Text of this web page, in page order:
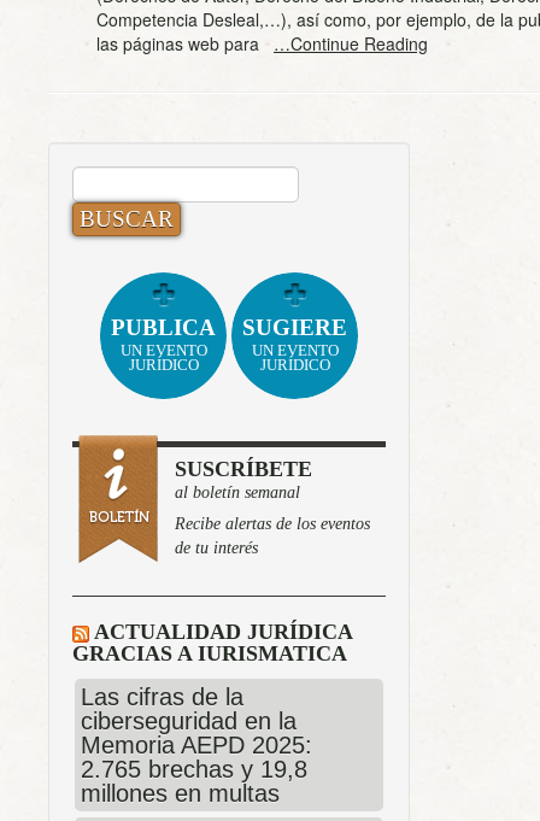
Competencia Desleal,…), así como, por ejemplo, de la
las páginas web para …Continue Reading
BUSCAR:
PUBLICA
UN EVENTO
JURÍDICO
SUGIERE
UN EVENTO
JURÍDICO
SUSCRÍBETE
al boletín semanal
Recibe alertas de los eventos
de tu interés
ACTUALIDAD JURÍDICA
GRACIAS A IURISMATICA
Las cifras de la
ciberseguridad en la
Memoria AEPD 2025:
2.765 brechas y 19,8
millones en multas